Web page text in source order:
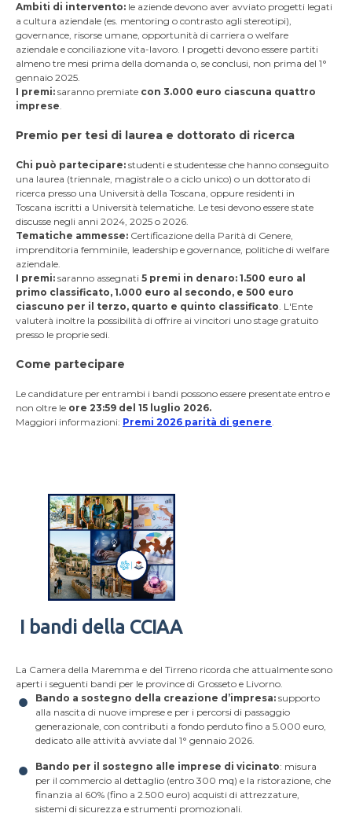
Ambiti di intervento: le aziende devono aver avviato progetti legati
a cultura aziendale (es. mentoring o contrasto agli stereotipi),
governance, risorse umane, opportunità di carriera o welfare
aziendale e conciliazione vita-lavoro. I progetti devono essere partiti
almeno tre mesi prima della domanda o, se conclusi, non prima del 1°
gennaio 2025.
I premi: saranno premiate con 3.000 euro ciascuna quattro
imprese.
Premio per tesi di laurea e dottorato di ricerca
Chi può partecipare: studenti e studentesse che hanno conseguito
una laurea (triennale, magistrale o a ciclo unico) o un dottorato di
ricerca presso una Università della Toscana, oppure residenti in
Toscana iscritti a Università telematiche. Le tesi devono essere state
discusse negli anni 2024, 2025 o 2026.
Tematiche ammesse: Certificazione della Parità di Genere,
imprenditoria femminile, leadership e governance, politiche di welfare
aziendale.
I premi: saranno assegnati 5 premi in denaro: 1.500 euro al
primo classificato, 1.000 euro al secondo, e 500 euro
ciascuno per il terzo, quarto e quinto classificato. L'Ente
valuterà inoltre la possibilità di offrire ai vincitori uno stage gratuito
presso le proprie sedi.
Come partecipare
Le candidature per entrambi i bandi possono essere presentate entro e
non oltre le ore 23:59 del 15 luglio 2026.
Maggiori informazioni: Premi 2026 parità di genere.
I bandi della CCIAA
La Camera della Maremma e del Tirreno ricorda che attualmente sono
aperti i seguenti bandi per le province di Grosseto e Livorno.
Bando a sostegno della creazione d’impresa: supporto
alla nascita di nuove imprese e per i percorsi di passaggio
generazionale, con contributi a fondo perduto fino a 5.000 euro,
dedicato alle attività avviate dal 1° gennaio 2026.
Bando per il sostegno alle imprese di vicinato: misura
per il commercio al dettaglio (entro 300 mq) e la ristorazione, che
finanzia al 60% (fino a 2.500 euro) acquisti di attrezzature,
sistemi di sicurezza e strumenti promozionali.